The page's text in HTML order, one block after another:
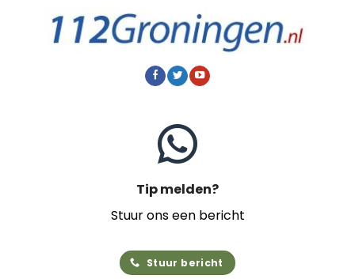
Tip melden?
Stuur ons een bericht
Stuur bericht